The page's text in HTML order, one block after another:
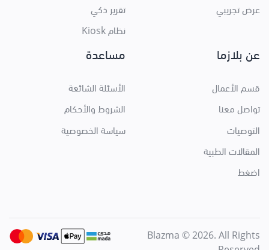
عرض تجريبي
تقرير ذكي
نظام Kiosk
عن بلازما
قسم الأعمال
تواصل معنا
التوصيات
المقالات الطبية
اضغط
مساعدة
الأسئلة الشائعة
الشروط والأحكام
سياسة الخصوصية
Blazma © 2026. All Rights